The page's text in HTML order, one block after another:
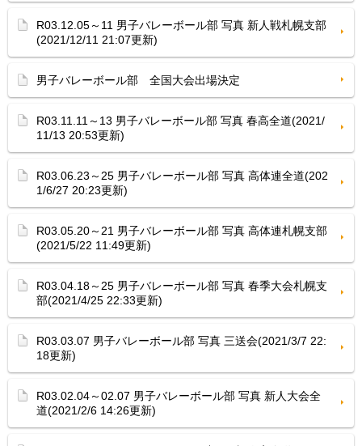
R03.12.05～11 男子バレーボール部 写真 新人戦札幌支部
(2021/12/11 21:07更新)
男子バレーボール部 全国大会出場決定
R03.11.11～13 男子バレーボール部 写真 春高全道(2021/
11/13 20:53更新)
R03.06.23～25 男子バレーボール部 写真 高体連全道(202
1/6/27 20:23更新)
R03.05.20～21 男子バレーボール部 写真 高体連札幌支部
(2021/5/22 11:49更新)
R03.04.18～25 男子バレーボール部 写真 春季大会札幌支
部(2021/4/25 22:33更新)
R03.03.07 男子バレーボール部 写真 三送会(2021/3/7 22:
18更新)
R03.02.04～02.07 男子バレーボール部 写真 新人大会全
道(2021/2/6 14:26更新)